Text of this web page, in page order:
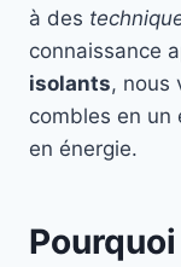
à des
connaissance
isolants, nous
combles en un
en énergie.